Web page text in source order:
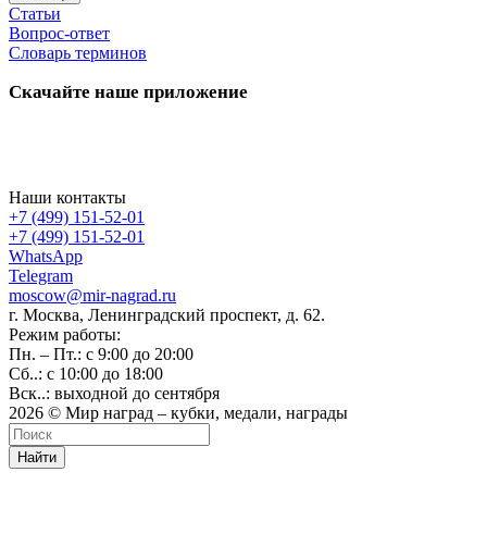
Статьи
Вопрос-ответ
Словарь терминов
Скачайте наше приложение
Наши контакты
+7 (499) 151-52-01
+7 (499) 151-52-01
WhatsApp
Telegram
moscow@mir-nagrad.ru
г. Москва, Ленинградский проспект, д. 62.
Режим работы:
Пн. – Пт.: с 9:00 до 20:00
Сб..: с 10:00 до 18:00
Вск..: выходной до сентября
2026 © Мир наград – кубки, медали, награды
Найти